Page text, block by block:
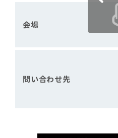
会場
問い合わせ先